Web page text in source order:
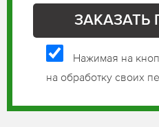
Нажимая на
на обработку своих